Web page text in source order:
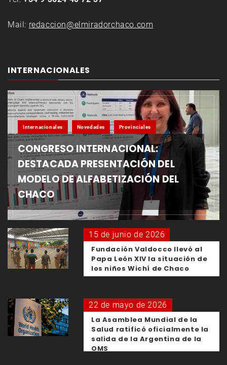
Mail: redaccion@elmiradorchaco.com
INTERNACIONALES
Internacionales Novedades Provinciales
CONGRESO INTERNACIONAL:
DESTACADA PRESENTACIÓN DEL
MODELO DE ALFABETIZACIÓN DEL
CHACO
15 de junio de 2026
Fundación Valdocco llevó al
Papa León XIV la situación de
los niños Wichí de Chaco
22 de mayo de 2026
La Asamblea Mundial de la
Salud ratificó oficialmente la
salida de la Argentina de la
OMS